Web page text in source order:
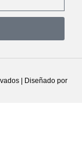
| Diseñado por